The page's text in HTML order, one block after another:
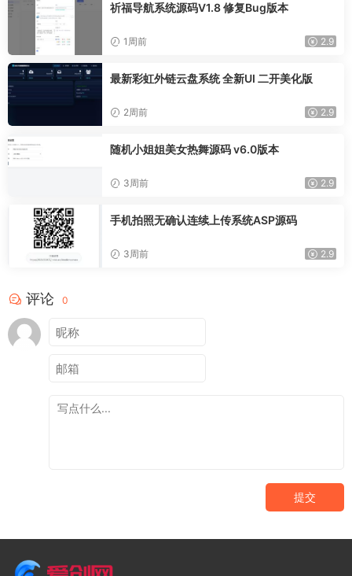
祈福导航系统源码V1.8 修复Bug版本
1周前 2.9
最新彩虹外链云盘系统 全新UI 二开美化版
2周前 2.9
随机小姐姐美女热舞源码 v6.0版本
3周前 2.9
手机拍照无确认连续上传系统ASP源码
3周前 2.9
评论 0
提交